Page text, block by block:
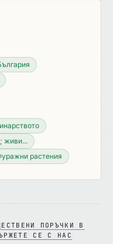
живи...
растения
ПОРЪЧКИ В
СЕ С НАС